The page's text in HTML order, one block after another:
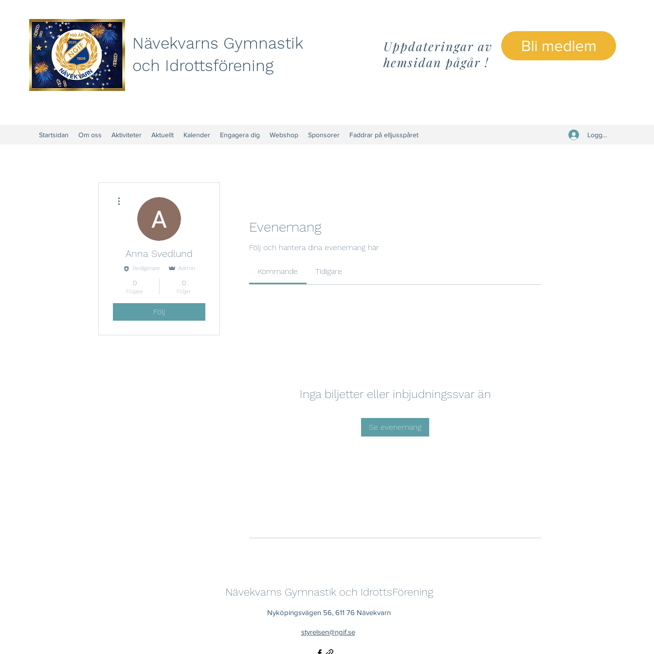
Nävekvarns Gymnastik
och Idrottsförening
Uppdateringar av
hemsidan pågår !
Bli medlem
Startsidan Om oss Aktiviteter Aktuellt Kalender Engagera dig Webshop Sponsorer Faddrar på elljusspåret Logga in
Evenemang
Följ och hantera dina evenemang här
Kommande Tidigare
Inga biljetter eller inbjudningssvar än
Se evenemang
Anna Svedlund
Redigerare Admin
0
Följare
0
Följer
Följ
Nävekvarns Gymnastik och IdrottsFörening
Nyköpingsvägen 56, 611 76 Nävekvarn
styrelsen@ngif.se